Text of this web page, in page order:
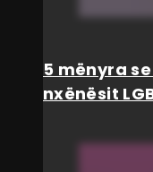
5 mënyra
nxënësit